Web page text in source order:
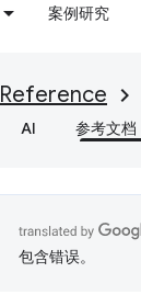
案例研究
Reference
AI 参考文档
包含错误。